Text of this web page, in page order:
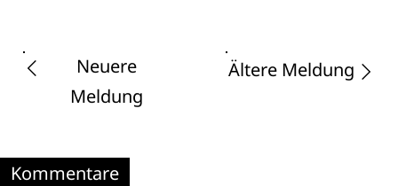
Neuere
Meldung
Ältere Meldung
Kommentare